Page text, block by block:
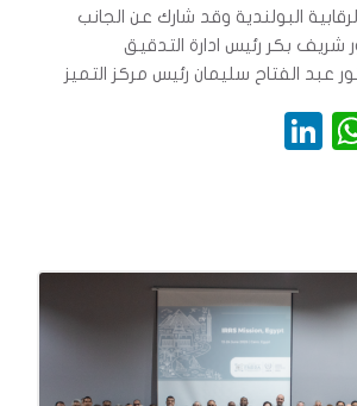
البولندية وقد شارك عن الجانب
شريف بكر رئيس ادارة التدقيق
عبد الفتاح سليمان رئيس مركز التميز
WhatsApp